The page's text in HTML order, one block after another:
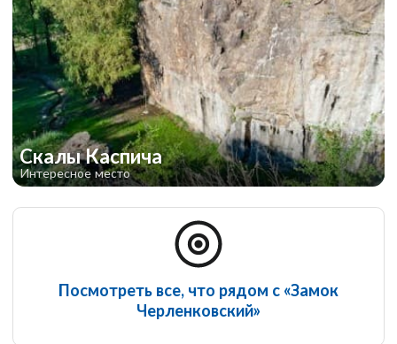
Скалы Каспича
Интересное место
Посмотреть все, что рядом с «Замок
Черленковский»